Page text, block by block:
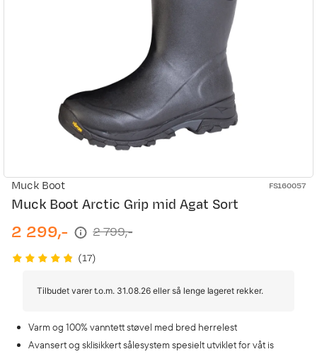
Muck Boot FS160057
Muck Boot Arctic Grip mid Agat Sort
discounted
price
2 299,-
original
price
2 799,-
(17)
Tilbudet varer t.o.m. 31.08.26 eller så lenge lageret rekker.
Varm og 100% vanntett støvel med bred herrelest
Avansert og sklisikkert sålesystem spesielt utviklet for våt is